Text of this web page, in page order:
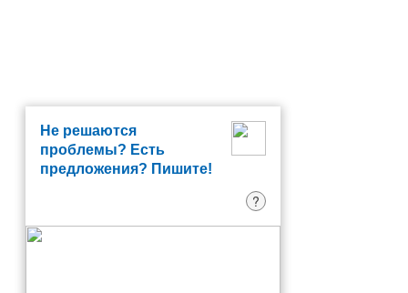
Не решаются
проблемы? Есть
предложения? Пишите!
?